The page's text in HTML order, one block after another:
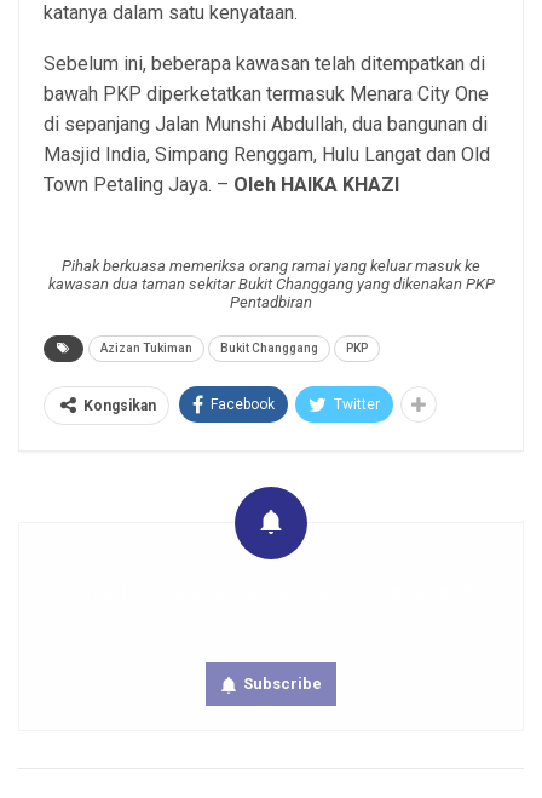
katanya dalam satu kenyataan.
Sebelum ini, beberapa kawasan telah ditempatkan di
bawah PKP diperketatkan termasuk Menara City One
di sepanjang Jalan Munshi Abdullah, dua bangunan di
Masjid India, Simpang Renggam, Hulu Langat dan Old
Town Petaling Jaya. – Oleh HAIKA KHAZI
Pihak berkuasa memeriksa orang ramai yang keluar masuk ke
kawasan dua taman sekitar Bukit Changgang yang dikenakan PKP
Pentadbiran
Azizan Tukiman Bukit Changgang PKP
Kongsikan Facebook Twitter
Subscribe